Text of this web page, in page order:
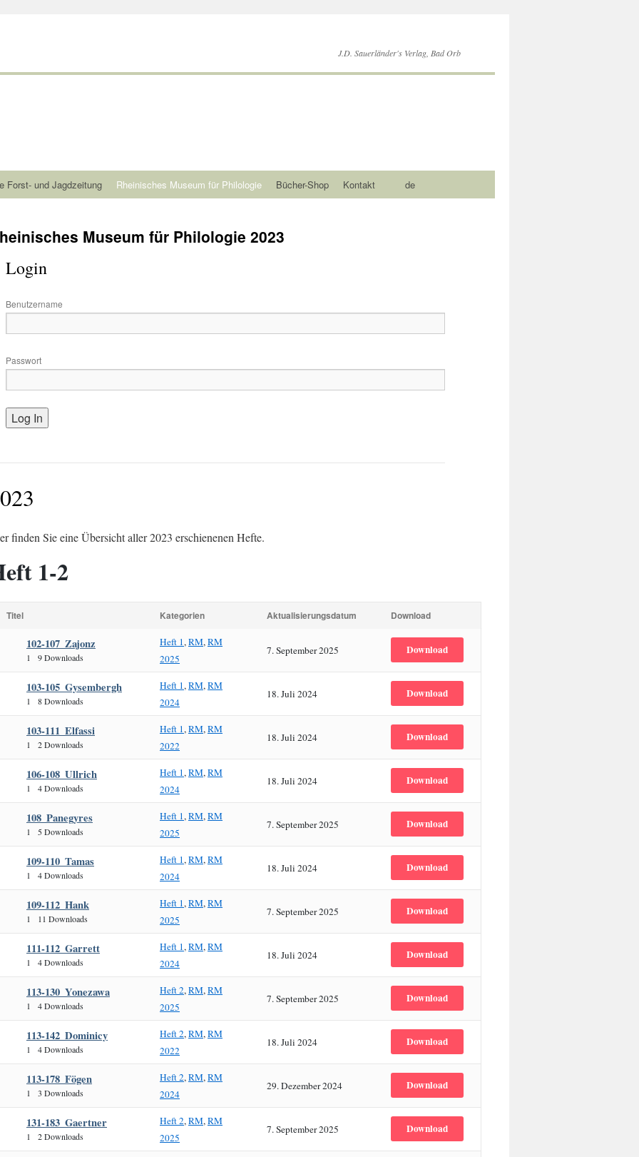
J.D. Sauerländer's Verlag, Bad Orb
Forst- und Jagdzeitung Rheinisches Museum für Philologie Bücher-Shop Kontakt de
Museum für Philologie 2023
Login
Benutzername
Passwort
finden Sie eine Übersicht aller 2023 erschienenen Hefte.
1-2
Titel Kategorien Aktualisierungsdatum Download
102-107_Zajonz
1 9 Downloads
Heft 1,RM,RM
2025
7. September 2025 Download
103-105_Gysembergh
1 8 Downloads
Heft 1,RM,RM
2024
18. Juli 2024 Download
103-111_Elfassi
1 2 Downloads
Heft 1,RM,RM
2022
18. Juli 2024 Download
106-108_Ullrich
1 4 Downloads
Heft 1,RM,RM
2024
18. Juli 2024 Download
108_Panegyres
1 5 Downloads
Heft 1,RM,RM
2025
7. September 2025 Download
109-110_Tamas
1 4 Downloads
Heft 1,RM,RM
2024
18. Juli 2024 Download
109-112_Hank
1 11 Downloads
Heft 1,RM,RM
2025
7. September 2025 Download
111-112_Garrett
1 4 Downloads
Heft 1,RM,RM
2024
18. Juli 2024 Download
113-130_Yonezawa
1 4 Downloads
Heft 2,RM,RM
2025
7. September 2025 Download
113-142_Dominicy
1 4 Downloads
Heft 2,RM,RM
2022
18. Juli 2024 Download
113-178_Fögen
1 3 Downloads
Heft 2,RM,RM
2024
29. Dezember 2024 Download
131-183_Gaertner
1 2 Downloads
Heft 2,RM,RM
2025
7. September 2025 Download